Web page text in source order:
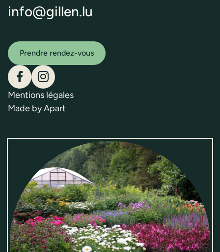
info@gillen.lu
Prendre rendez-vous
Gillen sur Facebook
Gillen sur Instagram
Mentions légales
Made by Apart
Locations